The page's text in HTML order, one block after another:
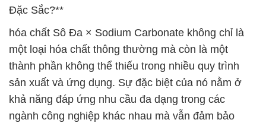
Đặc Sắc?**
hóa chất Sô Đa × Sodium Carbonate không chỉ là
một loại hóa chất thông thường mà còn là một
thành phần không thể thiếu trong nhiều quy trình
sản xuất và ứng dụng. Sự đặc biệt của nó nằm ở
khả năng đáp ứng nhu cầu đa dạng trong các
ngành công nghiệp khác nhau mà vẫn đảm bảo